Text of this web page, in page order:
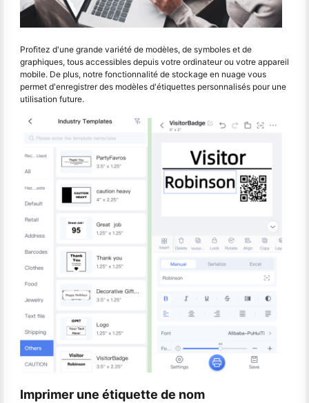
Profitez d'une grande variété de modèles, de symboles et de
graphiques, tous accessibles depuis votre ordinateur ou votre appareil
mobile. De plus, notre fonctionnalité de stockage en nuage vous
permet d'enregistrer des modèles d'étiquettes personnalisés pour une
utilisation future.
Imprimer une étiquette de nom